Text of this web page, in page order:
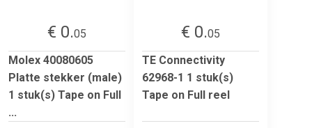
€ 0.05
Molex 40080605
Platte stekker (male)
1 stuk(s) Tape on Full
...
€ 0.05
TE Connectivity
62968-1 1 stuk(s)
Tape on Full reel